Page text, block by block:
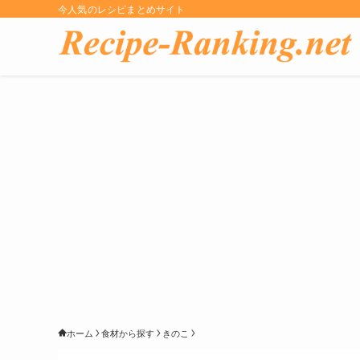
今人気のレシピまとめサイト
ホーム 食材から探す きのこ